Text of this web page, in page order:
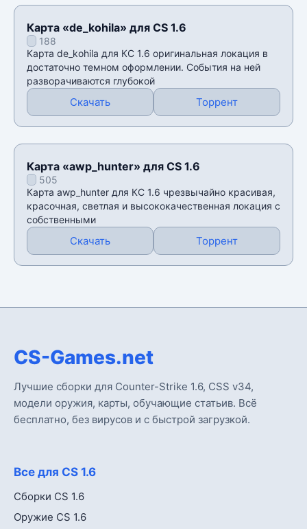
Карта «de_kohila» для CS 1.6
188
Карта de_kohila для КС 1.6 оригинальная локация в
достаточно темном оформлении. События на ней
разворачиваются глубокой
Скачать Торрент
Карта «awp_hunter» для CS 1.6
505
Карта awp_hunter для КС 1.6 чрезвычайно красивая,
красочная, светлая и высококачественная локация с
собственными
Скачать Торрент
CS-Games.net
Лучшие сборки для Counter-Strike 1.6, CSS v34,
модели оружия, карты, обучающие статьив. Всё
бесплатно, без вирусов и с быстрой загрузкой.
Все для CS 1.6
Сборки CS 1.6
Оружие CS 1.6